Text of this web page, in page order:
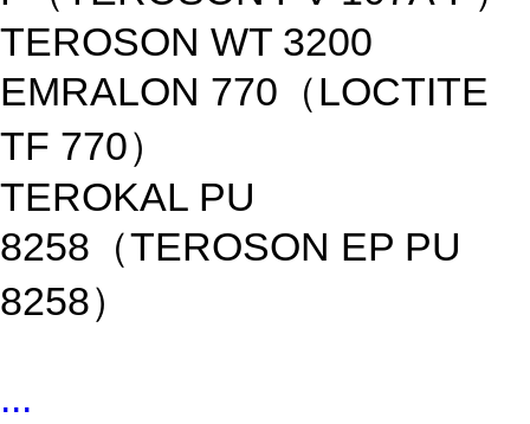
TEROSON WT 3200
EMRALON 770（LOCTITE
TF 770）
TEROKAL PU
8258（TEROSON EP PU
8258）
...